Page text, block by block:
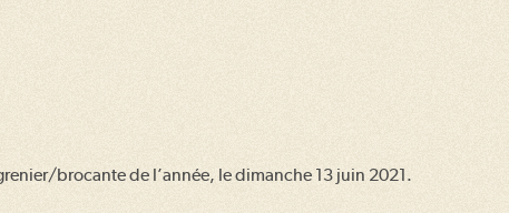
brocante de l’année, le dimanche 13 juin 2021.